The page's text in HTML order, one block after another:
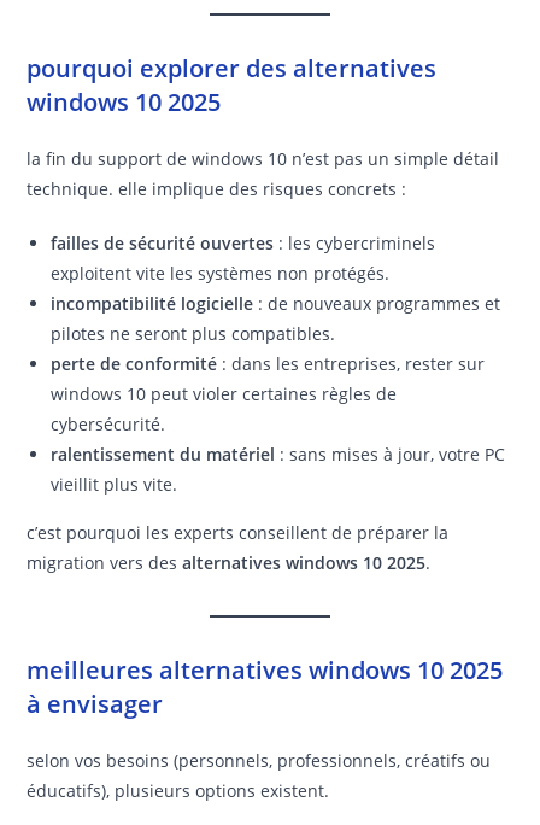
pourquoi explorer des alternatives
windows 10 2025
la fin du support de windows 10 n’est pas un simple détail
technique. elle implique des risques concrets :
failles de sécurité ouvertes : les cybercriminels
exploitent vite les systèmes non protégés.
incompatibilité logicielle : de nouveaux programmes et
pilotes ne seront plus compatibles.
perte de conformité : dans les entreprises, rester sur
windows 10 peut violer certaines règles de
cybersécurité.
ralentissement du matériel : sans mises à jour, votre PC
vieillit plus vite.
c’est pourquoi les experts conseillent de préparer la
migration vers desalternatives windows 10 2025.
meilleures alternatives windows 10 2025
à envisager
selon vos besoins (personnels, professionnels, créatifs ou
éducatifs), plusieurs options existent.